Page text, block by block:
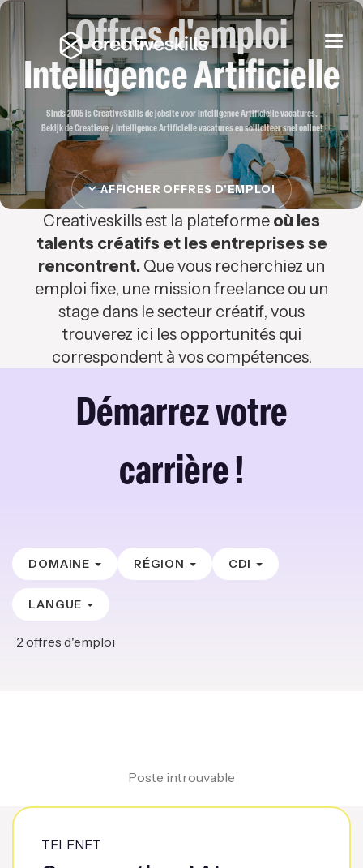
Offres d'emploi
Intelligence Artificielle
Sinds 2005 is CreativeSkills de jobsite voor Intelligence Artificielle vacatures.
Bekijk de Creatieve / Intelligence Artificielle vacatures en solliciteer snel online!
AFFICHER OFFRES D'EMPLOI
Creativeskills est la plateforme où les
talents créatifs et les entreprises se
rencontrent. Que vous recherchiez un
emploi fixe, une mission freelance ou un
stage dans le secteur créatif, vous
trouverez ici les opportunités qui
correspondent à vos compétences.
Démarrez votre
carrière !
DOMAINE RÉGION CDI
LANGUE
2 offres d'emploi
Poste introuvable
TELENET